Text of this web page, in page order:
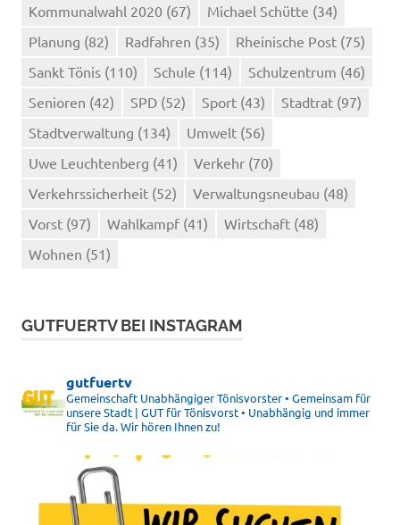
Kommunalwahl 2020 (67) Michael Schütte (34)
Planung (82) Radfahren (35) Rheinische Post (75)
Sankt Tönis (110) Schule (114) Schulzentrum (46)
Senioren (42) SPD (52) Sport (43) Stadtrat (97)
Stadtverwaltung (134) Umwelt (56)
Uwe Leuchtenberg (41) Verkehr (70)
Verkehrssicherheit (52) Verwaltungsneubau (48)
Vorst (97) Wahlkampf (41) Wirtschaft (48)
Wohnen (51)
GUTFUERTV BEI INSTAGRAM
gutfuertv
Gemeinschaft Unabhängiger Tönisvorster • Gemeinsam für
unsere Stadt | GUT für Tönisvorst • Unabhängig und immer
für Sie da. Wir hören Ihnen zu!